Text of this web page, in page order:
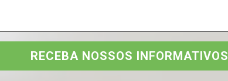
RECEBA NOSSOS INFORMATIVOS